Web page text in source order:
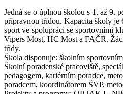
Jedná se o úplnou školou s 1. až 9.
přípravnou třídou. Kapacita školy je
sport ve spolupráci se sportovními
Vipers Most, HC Most a FAČR.
třídy.
Škola disponuje: školním
Školní poradenské pracoviště,
pedagogem, kariérním poradce,
poradcem, koordinátorem ŠVP,